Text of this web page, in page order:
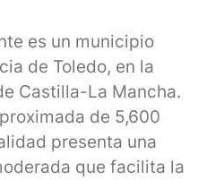
es un municipio
de Toledo, en la
Castilla-La Mancha.
de 5,600
presenta una
que facilita la